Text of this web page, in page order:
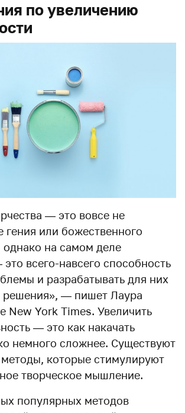
по увеличению
— это вовсе не
гения или божественного
однако на самом деле
всего-навсего способность
и разрабатывать для них
решения», — пишет Лаура
New York Times. Увеличить
— это как накачать
немного сложнее. Существуют
которые стимулируют
творческое мышление.
популярных методов